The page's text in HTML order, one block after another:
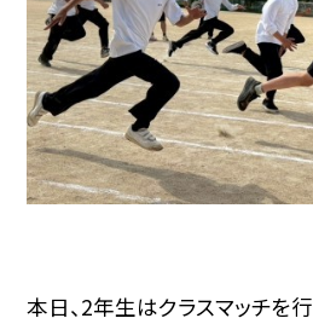
本日、2年生はクラスマッチを行